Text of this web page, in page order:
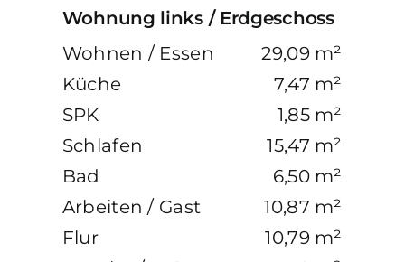
Wohnung links / Erdgeschoss
Wohnen / Essen
29,09 m²
Küche
7,47 m²
SPK
1,85 m²
Schlafen
15,47 m²
Bad
6,50 m²
Arbeiten / Gast
10,87 m²
Flur
10,79 m²